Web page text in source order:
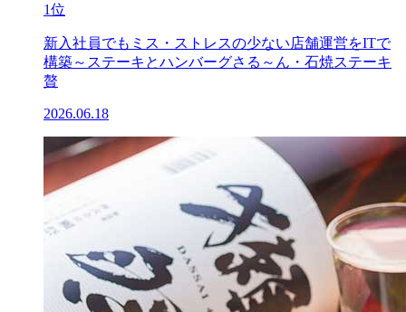
1位
新入社員でもミス・ストレスの少ない店舗運営をITで
構築～ステーキとハンバーグさる～ん・石焼ステーキ
贅
2026.06.18